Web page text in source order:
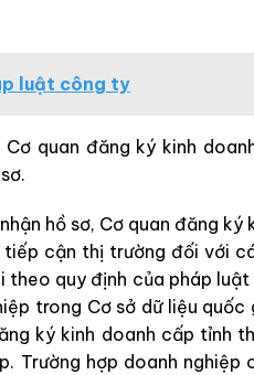
luật công ty
quan đăng ký kinh
hồ sơ, Cơ quan đăng ký
cận thị trường đối với
quy định của pháp
trong Cơ sở dữ liệu
ký kinh doanh cấp tỉnh
Trường hợp doanh nghiệp